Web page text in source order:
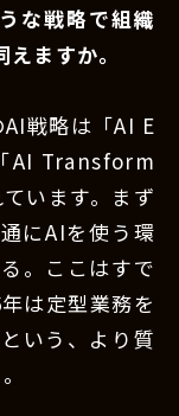
な戦略で組織
ますか。
AI戦略は「AI E
AI Transform
います。まず
にAIを使う環
。ここはすで
は定型業務を
いう、より質